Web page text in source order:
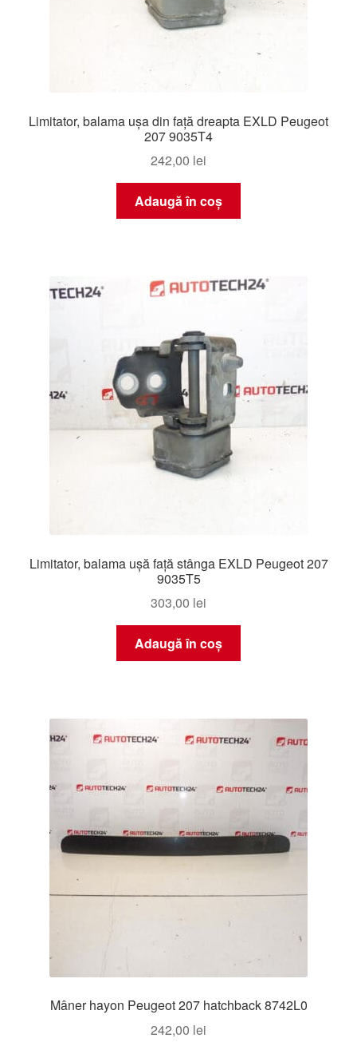
Limitator, balama ușa din față dreapta EXLD Peugeot
207 9035T4
242,00 lei
Adaugă în coș
Limitator, balama ușă față stânga EXLD Peugeot 207
9035T5
303,00 lei
Adaugă în coș
Mâner hayon Peugeot 207 hatchback 8742L0
242,00 lei